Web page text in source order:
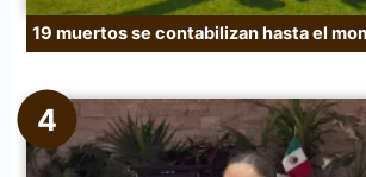
19 muertos se contabilizan hasta el